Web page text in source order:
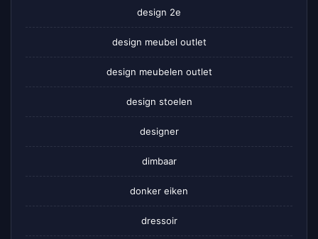
design 2e
design meubel outlet
design meubelen outlet
design stoelen
designer
dimbaar
donker eiken
dressoir